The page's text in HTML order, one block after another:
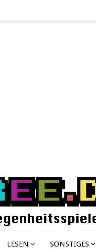
LESEN SONSTIGES